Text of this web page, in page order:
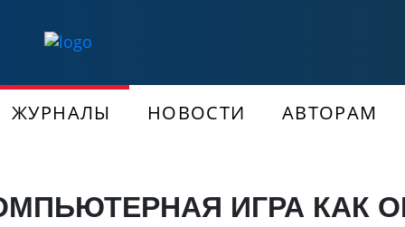
ЖУРНАЛЫ НОВОСТИ АВТОРАМ
ИГРА КАК